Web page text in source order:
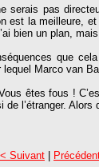
pas
la meilleure,
bien un plan,
que
Marco van
êtes fous !
l’étranger.
Suivant |